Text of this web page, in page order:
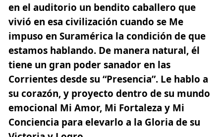
en el auditorio un bendito caballero que
vivió en esa civilización cuando se Me
impuso en Suramérica la condición de que
estamos hablando. De manera natural, él
tiene un gran poder sanador en las
Corrientes desde su “Presencia”. Le hablo a
su corazón, y proyecto dentro de su mundo
emocional Mi Amor, Mi Fortaleza y Mi
Conciencia para elevarlo a la Gloria de su